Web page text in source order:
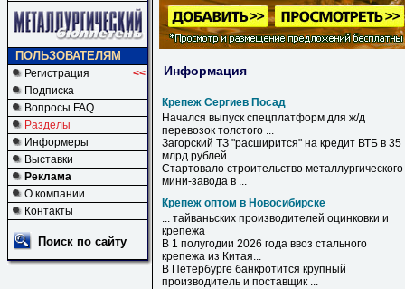
ПОЛЬЗОВАТЕЛЯМ
Регистрация
<<
Подписка
Вопросы FAQ
Разделы
Информеры
Выставки
Реклама
О компании
Контакты
Поиск по сайту
Информация
Крепеж Сергиев Посад
Начался выпуск спецплатформ для ж/д
перевозок толстого ...
Загорский ТЗ "расширится" на кредит ВТБ в 35
млрд рублей
Стартовало строительство металлургического
мини-завода в ...
Крепеж оптом в Новосибирске
... тайваньских производителей оцинковки и
крепежа
В 1 полугодии 2026 года ввоз стального
крепежа из Китая...
В Петербурге банкротится крупный
производитель и поставщик ...